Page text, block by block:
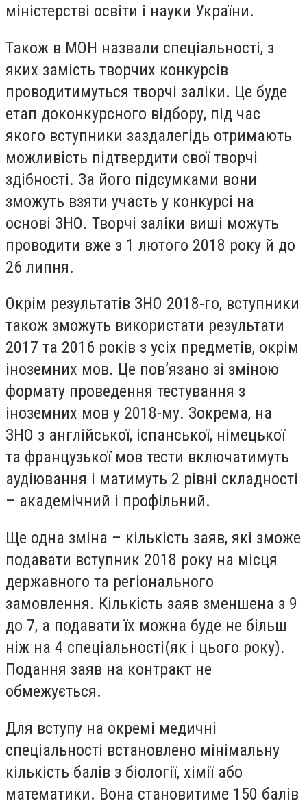
міністерстві освіти і науки України.
Також в МОН назвали спеціальності, з
яких замість творчих конкурсів
проводитимуться творчі заліки. Це буде
етап доконкурсного відбору, під час
якого вступники заздалегідь отримають
можливість підтвердити свої творчі
здібності. За його підсумками вони
зможуть взяти участь у конкурсі на
основі ЗНО. Творчі заліки виші можуть
проводити вже з 1 лютого 2018 року й до
26 липня.
Окрім результатів ЗНО 2018-го, вступники
також зможуть використати результати
2017 та 2016 років з усіх предметів, окрім
іноземних мов. Це пов’язано зі зміною
формату проведення тестування з
іноземних мов у 2018-му. Зокрема, на
ЗНО з англійської, іспанської, німецької
та французької мов тести включатимуть
аудіювання і матимуть 2 рівні складності
– академічний і профільний.
Ще одна зміна – кількість заяв, які зможе
подавати вступник 2018 року на місця
державного та регіонального
замовлення. Кількість заяв зменшена з 9
до 7, а подавати їх можна буде не більш
ніж на 4 спеціальності(як і цього року).
Подання заяв на контракт не
обмежується.
Для вступу на окремі медичні
спеціальності встановлено мінімальну
кількість балів з біології, хімії або
математики. Вона становитиме 150 балів